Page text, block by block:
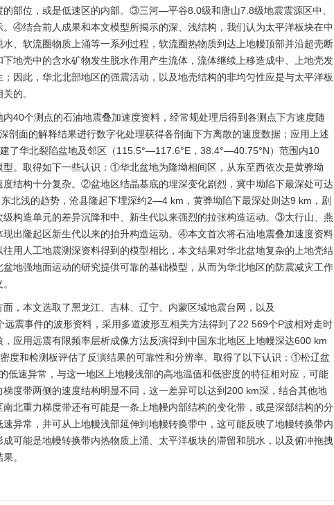
部位，或是低速区的内部。③三河—平谷8.0级和唐山7.8级地震震源区中、
④结合前人成果和本文模型所揭示的深、浅结构，我们认为太平洋板块在中
、软流圈物质上涌等一系列过程，软流圈热物质到达上地幔顶部并沿超壳断
地壳中的含水矿物发生脱水作用产生流体，流体继续上移造成中、上地壳发
因此，华北北部地区的强震活动，以及地壳结构的非均匀性应是与太平洋板
的。
40个测点的石油地震叠加速度资料，经常规处理后得到各测点下方速度随
剖面的解释结果进行数字化处理获得各剖面下方离散的速度数据；应用上述
了华北裂陷盆地及邻区（115.5°—117.6°E，38.4°—40.75°N）范围内10
。取得如下一些认识：①华北盆地为隆坳相间区，从东至西依次是黄骅坳
结构十分复杂。②盆地区结晶基底的埋深变化剧烈，冀中坳陷下最深处可达
北浅的趋势，沧县隆起下埋深约2—4 km，黄骅坳陷下最深处则达9 km，剧
构造单元的差异沉降和中、新生代以来强烈的拉张构造运动。③太行山、燕
出隆起区新生代以来的抬升构造运动。④本文首次将石油地震叠加速度资料
用人工地震测深资料得到的模型相比，本文结果对华北盆地复杂的上地壳结
地强地面运动的研究提供可靠的基础模型，从而为华北地区的防震减灾工作
，本文选取了黑龙江、吉林、辽宁、内蒙区域地震台网，以及
远震事件的波形资料，采用多道波形互相关方法得到了22 569个P波相对走时
应用远震有限频率层析成像方法反演得到中国东北地区上地幔深达600 km
度和检测板评估了反演结果的可靠性和分辨率。取得了以下认识：①松辽盆
速异常，与这一地区上地幔浅部的高地温值和低密度的特征相对应，可能
度带两侧的速度结构明显不同，这一差异可以达到200 km深，结合其他地
北重力梯度带还有可能是一条上地幔内部结构的变化带，或是深部结构的分
异常，并可从上地幔浅部延伸到地幔转换带中，这可能反映了地幔转换带内
成可能是地幔转换带内热物质上涌、太平洋板块的滞留和脱水，以及俯冲拖拽
。